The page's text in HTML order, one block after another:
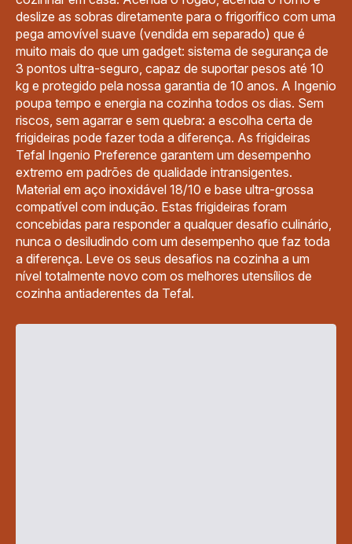
deslize as sobras diretamente para o frigorífico com uma
pega amovível suave (vendida em separado) que é
muito mais do que um gadget: sistema de segurança de
3 pontos ultra-seguro, capaz de suportar pesos até 10
kg e protegido pela nossa garantia de 10 anos. A Ingenio
poupa tempo e energia na cozinha todos os dias. Sem
riscos, sem agarrar e sem quebra: a escolha certa de
frigideiras pode fazer toda a diferença. As frigideiras
Tefal Ingenio Preference garantem um desempenho
extremo em padrões de qualidade intransigentes.
Material em aço inoxidável 18/10 e base ultra-grossa
compatível com indução. Estas frigideiras foram
concebidas para responder a qualquer desafio culinário,
nunca o desiludindo com um desempenho que faz toda
a diferença. Leve os seus desafios na cozinha a um
nível totalmente novo com os melhores utensílios de
cozinha antiaderentes da Tefal.